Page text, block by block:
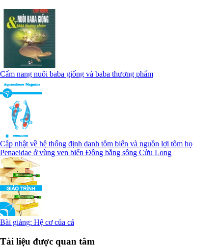
Cẩm nang nuôi baba giống và baba thương phẩm
Cập nhật về hệ thống định danh tôm biển và nguồn lợi tôm họ
Penaeidae ở vùng ven biển Đồng bằng sông Cửu Long
Bài giảng: Hệ cơ của cá
Tài liệu được quan tâm